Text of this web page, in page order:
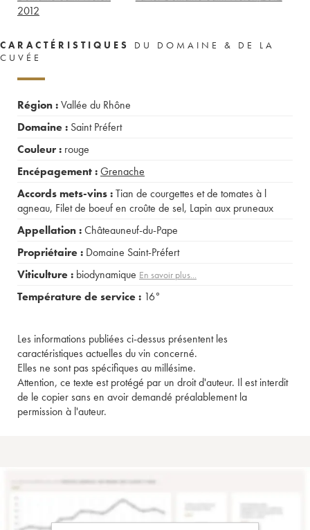
2012
CARACTÉRISTIQUES
DU DOMAINE & DE LA
CUVÉE
Région :Vallée du Rhône
Domaine : Saint Préfert
Couleur : rouge
Encépagement :Grenache
Accords mets-vins :Tian de courgettes et de tomates à l
agneau, Filet de boeuf en croûte de sel, Lapin aux pruneaux
Appellation :Châteauneuf-du-Pape
Propriétaire : Domaine Saint-Préfert
Viticulture : biodynamique En savoir plus...
Température de service : 16°
Les informations publiées ci-dessus présentent les
caractéristiques actuelles du vin concerné.
Elles ne sont pas spécifiques au millésime.
Attention, ce texte est protégé par un droit d'auteur. Il est interdit
de le copier sans en avoir demandé préalablement la
permission à l'auteur.